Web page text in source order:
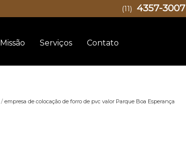
Missão Serviços Contato
(11) 4357-3007
empresa de colocação de forro de pvc valor Parque Boa Esperança